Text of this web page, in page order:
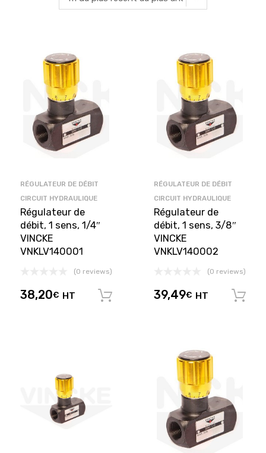
RÉGULATEUR DE DÉBIT
CIRCUIT HYDRAULIQUE
Régulateur de
débit, 1 sens, 1/4″
VINCKE
VNKLV140001
(0 reviews)
38,20€ HT Ajouter au panier
RÉGULATEUR DE DÉBIT
CIRCUIT HYDRAULIQUE
Régulateur de
débit, 1 sens, 3/8″
VINCKE
VNKLV140002
(0 reviews)
39,49€ HT